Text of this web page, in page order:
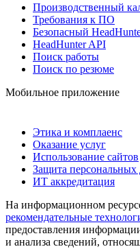
Производственный
Требования к ПО
Безопасный
HeadHunter API
Поиск работы
Поиск по резюме
Мобильное приложение
Этика и комплаенс
Оказание услуг
Использование сайтов
Защита
ИТ аккредитация
На информационном
рекомендательные
предоставления
и анализа сведений,